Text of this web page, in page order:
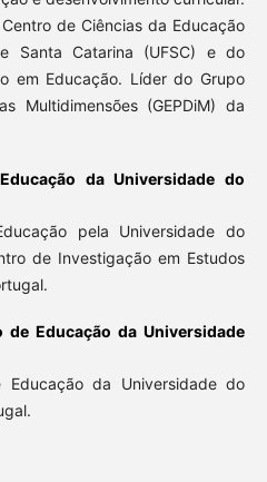
de Ciências da Educação
Santa Catarina (UFSC) e do
em Educação. Líder do Grupo
Multidimensões (GEPDiM) da
da Universidade do
pela Universidade do
de Investigação em Estudos
de Educação da Universidade
da Universidade do